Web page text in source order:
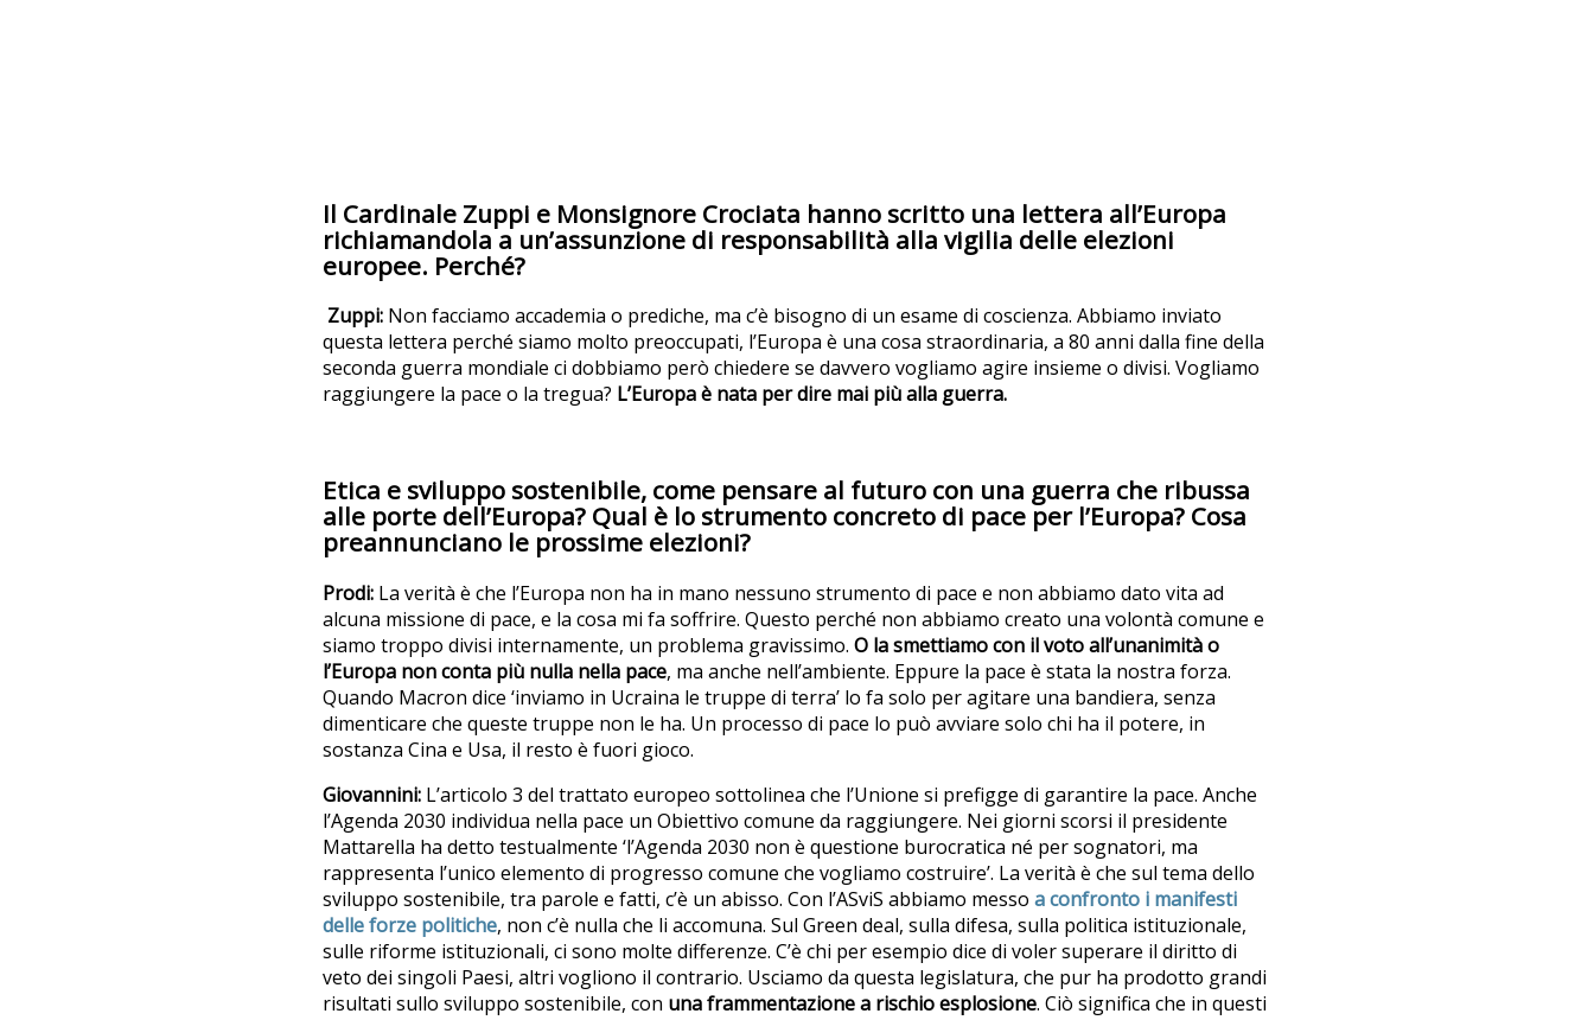
Il Cardinale Zuppi e Monsignore Crociata hanno scritto una lettera all’Europa
richiamandola a un’assunzione di responsabilità alla vigilia delle elezioni
europee. Perché?
Zuppi: Non facciamo accademia o prediche, ma c’è bisogno di un esame di coscienza. Abbiamo inviato
questa lettera perché siamo molto preoccupati, l’Europa è una cosa straordinaria, a 80 anni dalla fine della
seconda guerra mondiale ci dobbiamo però chiedere se davvero vogliamo agire insieme o divisi. Vogliamo
raggiungere la pace o la tregua? L’Europa è nata per dire mai più alla guerra.
Etica e sviluppo sostenibile, come pensare al futuro con una guerra che ribussa
alle porte dell’Europa? Qual è lo strumento concreto di pace per l’Europa? Cosa
preannunciano le prossime elezioni?
Prodi: La verità è che l’Europa non ha in mano nessuno strumento di pace e non abbiamo dato vita ad
alcuna missione di pace, e la cosa mi fa soffrire. Questo perché non abbiamo creato una volontà comune e
siamo troppo divisi internamente, un problema gravissimo. O la smettiamo con il voto all’unanimità o
l’Europa non conta più nulla nella pace, ma anche nell’ambiente. Eppure la pace è stata la nostra forza.
Quando Macron dice ‘inviamo in Ucraina le truppe di terra’ lo fa solo per agitare una bandiera, senza
dimenticare che queste truppe non le ha. Un processo di pace lo può avviare solo chi ha il potere, in
sostanza Cina e Usa, il resto è fuori gioco.
Giovannini: L’articolo 3 del trattato europeo sottolinea che l’Unione si prefigge di garantire la pace. Anche
l’Agenda 2030 individua nella pace un Obiettivo comune da raggiungere. Nei giorni scorsi il presidente
Mattarella ha detto testualmente ‘l’Agenda 2030 non è questione burocratica né per sognatori, ma
rappresenta l’unico elemento di progresso comune che vogliamo costruire’. La verità è che sul tema dello
sviluppo sostenibile, tra parole e fatti, c’è un abisso. Con l’ASviS abbiamo messo a confronto i manifesti
delle forze politiche, non c’è nulla che li accomuna. Sul Green deal, sulla difesa, sulla politica istituzionale,
sulle riforme istituzionali, ci sono molte differenze. C’è chi per esempio dice di voler superare il diritto di
veto dei singoli Paesi, altri vogliono il contrario. Usciamo da questa legislatura, che pur ha prodotto grandi
risultati sullo sviluppo sostenibile, con una frammentazione a rischio esplosione. Ciò significa che in questi